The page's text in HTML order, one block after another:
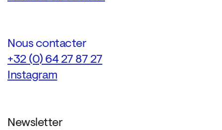
Nous contacter
+32 (0) 64 27 87 27
Instagram
Newsletter